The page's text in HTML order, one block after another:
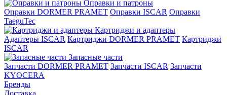
Оправки и патроны
Оправки DORMER PRAMET Оправки ISCAR Оправки
TaeguTec
Картриджи и адаптеры
Адаптеры ISCAR Картриджи DORMER PRAMET Картриджи
ISCAR
Запасные части
Запчасти DORMER PRAMET Запчасти ISCAR Запчасти
KYOCERA
Бренды